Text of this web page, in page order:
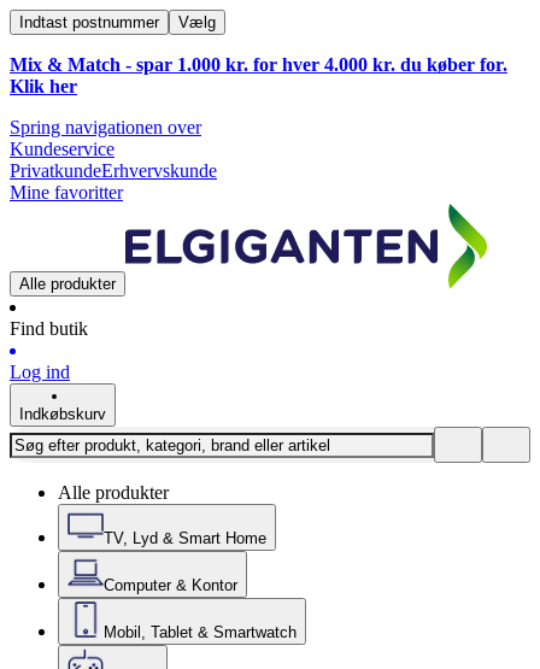
Indtast postnummer Vælg
Mix & Match - spar 1.000 kr. for hver 4.000 kr. du køber for.
Klik her
Spring navigationen over
Kundeservice
PrivatkundeErhvervskunde
Mine favoritter
Alle produkter
Find butik
Log ind
Indkøbskurv
Alle produkter
TV, Lyd & Smart Home
Computer & Kontor
Mobil, Tablet & Smartwatch